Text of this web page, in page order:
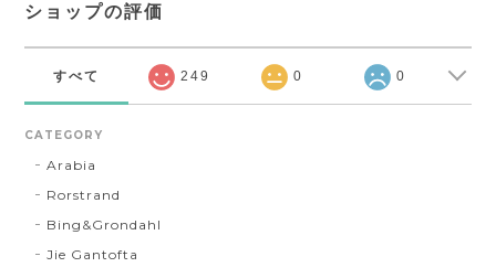
ショップの評価
すべて 249 0 0
CATEGORY
Arabia
Rorstrand
Bing&Grondahl
Jie Gantofta